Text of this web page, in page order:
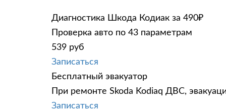
Диагностика Шкода Кодиак за 490₽
Проверка авто по 43 параметрам
539 руб
Записаться
Бесплатный эвакуатор
При ремонте Skoda Kodiaq ДВС,
Записаться